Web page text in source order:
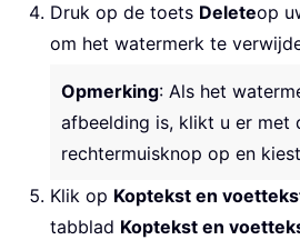
Druk op de toets Deleteop
om het watermerk te
Opmerking: Als het
afbeelding is, klikt u er met
rechtermuisknop op en
Klik op Koptekst en
tabblad Koptekst en